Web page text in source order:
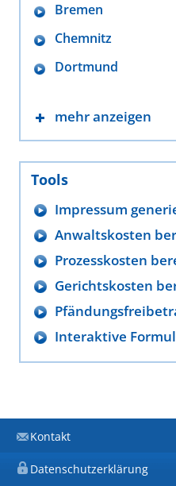
Bremen
Chemnitz
Dortmund
mehr anzeigen
Tools
Impressum
Anwaltskosten
Prozesskosten
Gerichtskosten
Interaktive
Kontakt
Datenschutzerklärung